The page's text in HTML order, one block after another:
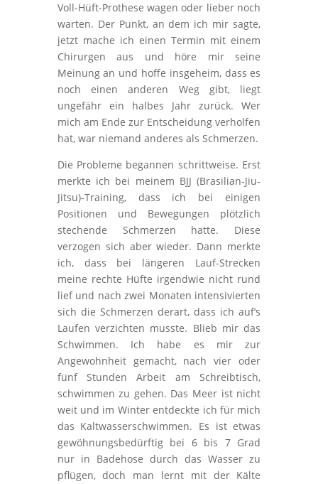
Voll-Hüft-Prothese wagen oder lieber noch
warten. Der Punkt, an dem ich mir sagte,
jetzt mache ich einen Termin mit einem
Chirurgen aus und höre mir seine
Meinung an und hoffe insgeheim, dass es
noch einen anderen Weg gibt, liegt
ungefähr ein halbes Jahr zurück. Wer
mich am Ende zur Entscheidung verholfen
hat, war niemand anderes als Schmerzen.
Die Probleme begannen schrittweise. Erst
merkte ich bei meinem BJJ (Brasilian-Jiu-
Jitsu)-Training, dass ich bei einigen
Positionen und Bewegungen plötzlich
stechende Schmerzen hatte. Diese
verzogen sich aber wieder. Dann merkte
ich, dass bei längeren Lauf-Strecken
meine rechte Hüfte irgendwie nicht rund
lief und nach zwei Monaten intensivierten
sich die Schmerzen derart, dass ich auf’s
Laufen verzichten musste. Blieb mir das
Schwimmen. Ich habe es mir zur
Angewohnheit gemacht, nach vier oder
fünf Stunden Arbeit am Schreibtisch,
schwimmen zu gehen. Das Meer ist nicht
weit und im Winter entdeckte ich für mich
das Kaltwasserschwimmen. Es ist etwas
gewöhnungsbedürftig bei 6 bis 7 Grad
nur in Badehose durch das Wasser zu
pflügen, doch man lernt mit der Kälte